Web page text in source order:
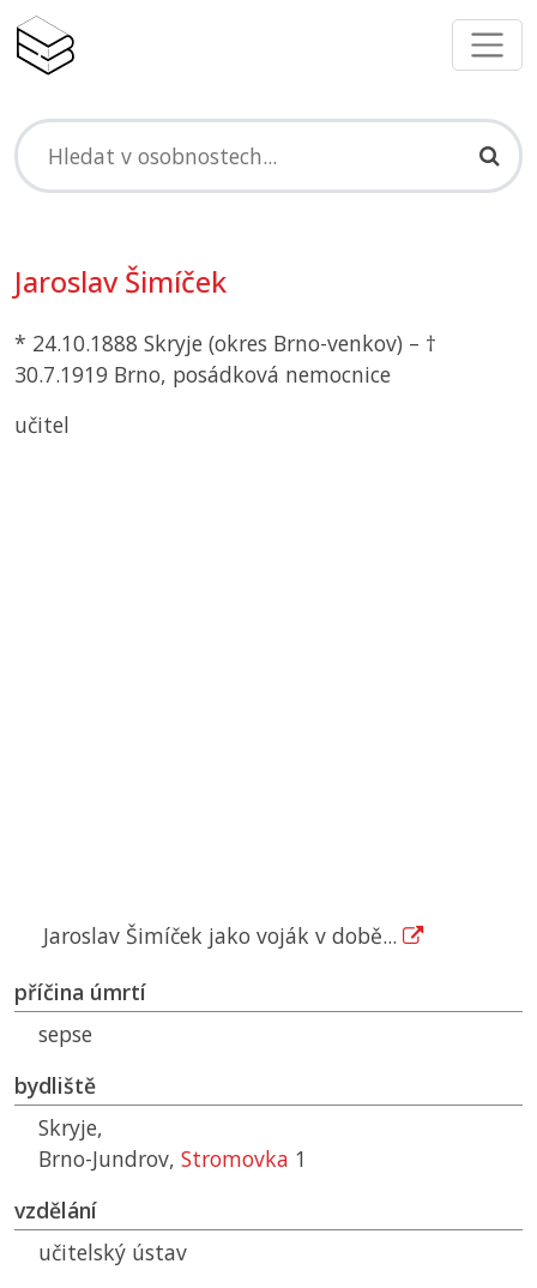
Jaroslav Šimíček
* 24.10.1888 Skryje (okres Brno-venkov) – †
30.7.1919 Brno, posádková nemocnice
učitel
Jaroslav Šimíček jako voják v době...
příčina úmrtí
sepse
bydliště
Skryje,
Brno-Jundrov, Stromovka 1
vzdělání
učitelský ústav